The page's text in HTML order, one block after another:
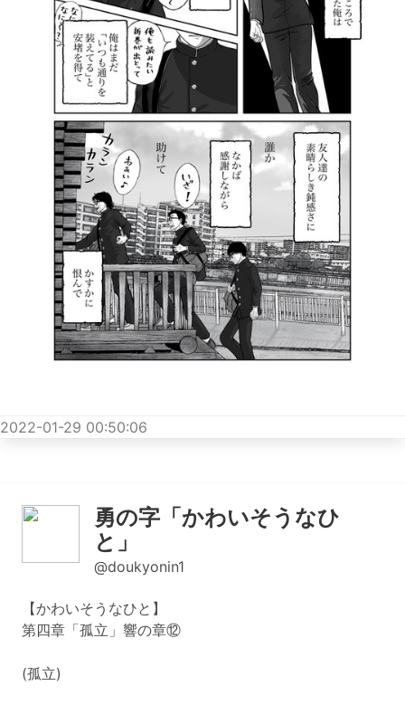
2022-01-29 00:50:06
勇の字「かわいそうなひ
と」
@doukyonin1
【かわいそうなひと】
第四章「孤立」響の章⑫
(孤立)